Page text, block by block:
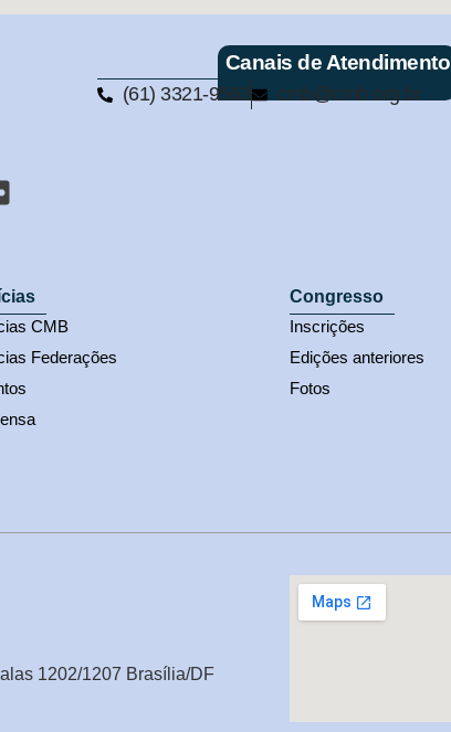
Canais de Atendimento
(61) 3321-9563 cmb@cmb.org.br
CMB
Federações
Congresso
Inscrições
Edições anteriores
Fotos
1202/1207 Brasília/DF